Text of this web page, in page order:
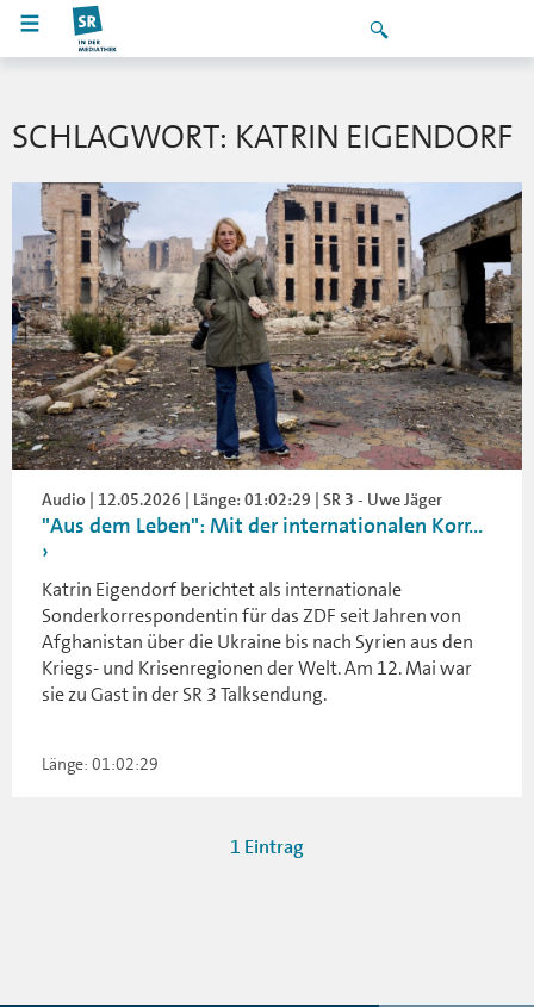
SCHLAGWORT: KATRIN EIGENDORF
Audio | 12.05.2026 | Länge: 01:02:29 | SR 3 - Uwe Jäger
"Aus dem Leben": Mit der internationalen Korr...
Katrin Eigendorf berichtet als internationale
Sonderkorrespondentin für das ZDF seit Jahren von
Afghanistan über die Ukraine bis nach Syrien aus den
Kriegs- und Krisenregionen der Welt. Am 12. Mai war
sie zu Gast in der SR 3 Talksendung.
Länge: 01:02:29
1 Eintrag